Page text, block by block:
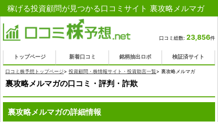
稼げる投資顧問が見つかる口コミサイト 裏攻略メルマガ
口コミ総数: 23,856件
トップページ 新着口コミ 銘柄抽出ロボ 検証済サイト
口コミ株予想トップページ> 投資顧問・株情報サイト・投資助言一覧> 裏攻略メルマガ
裏攻略メルマガの口コミ・評判・詐欺
裏攻略メルマガの詳細情報